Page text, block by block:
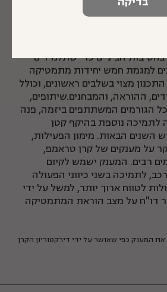
באזורי הפריפריה החברתית, שבהם
כה היה איטי יותר מאשר במרכז
בחטיבות הביניים כדי שתלמידים
למגמת חמש יחידות מתמטיקה
מצוי בשלבים ראשונים, וכולל
ההוראה, והמבחנים.שיתופים,
הגורמים המשתתפים ביזמה, פנה
נוספת בהיקף קטן
השנים הבאות. מימון הפעילות,
על מענקים של קרן טראמפ,
רבים. המענק ישמש לקיום
לתמיכה בשני כיווני הפעולה
לטווח ארוך יותר, למשל על ידי
דו"ח על מצב הוראת המתמטיקה
המענק כפי שאושר על ידי דירקטוריון הקרן